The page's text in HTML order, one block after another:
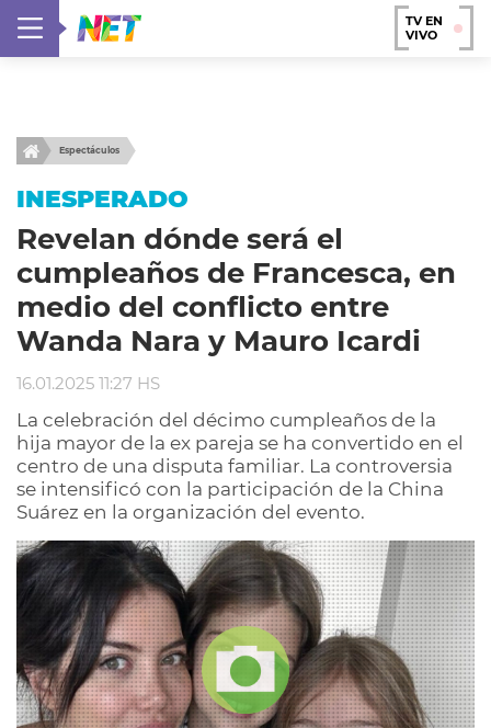
TV EN
VIVO
Espectáculos
INESPERADO
Revelan dónde será el
cumpleaños de Francesca, en
medio del conflicto entre
Wanda Nara y Mauro Icardi
16.01.2025 11:27 HS
La celebración del décimo cumpleaños de la
hija mayor de la ex pareja se ha convertido en el
centro de una disputa familiar. La controversia
se intensificó con la participación de la China
Suárez en la organización del evento.